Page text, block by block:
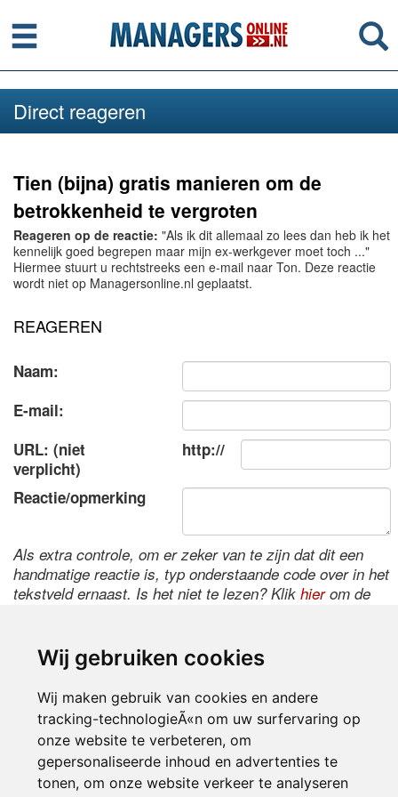
Wij gebruiken cookies
Wij maken gebruik van cookies en andere
tracking-technologieÃ«n om uw surfervaring op
onze website te verbeteren, om
gepersonaliseerde inhoud en advertenties te
tonen, om onze website verkeer te analyseren
Menu
Direct reageren
Tien (bijna) gratis manieren om de
betrokkenheid te vergroten
Reageren op de reactie: "Als ik dit allemaal zo lees dan heb ik het
kennelijk goed begrepen maar mijn ex-werkgever moet toch ..."
Hiermee stuurt u rechtstreeks een e-mail naar Ton. Deze reactie
wordt niet op Managersonline.nl geplaatst.
REAGEREN
Naam:
E-mail:
URL: (niet
verplicht)
http://
Reactie/opmerking
Als extra controle, om er zeker van te zijn dat dit een
handmatige reactie is, typ onderstaande code over in het
tekstveld ernaast. Is het niet te lezen? Klik hierom de